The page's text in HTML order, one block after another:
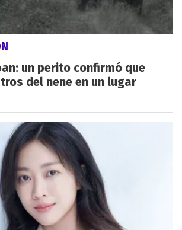
un perito confirmó que
del nene en un lugar